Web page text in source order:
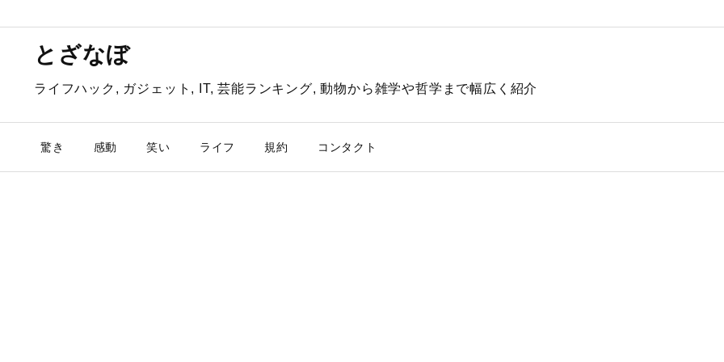
とざなぼ
ライフハック, ガジェット, IT, 芸能ランキング, 動物から雑学や哲学まで幅広く紹介
驚き 感動 笑い ライフ 規約 コンタクト